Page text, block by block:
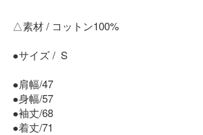
△素材 / コットン100%
●サイズ /  S
●肩幅/47
●身幅/57
●袖丈/68
●着丈/71